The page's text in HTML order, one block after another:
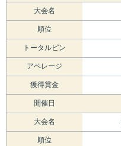
大会名
順位
トータルピン
アベレージ
獲得賞金
開催日
大会名
順位